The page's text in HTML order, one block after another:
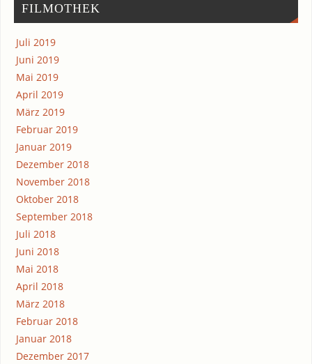
FIL­MO­THEK
Juli 2019
Juni 2019
Mai 2019
April 2019
März 2019
Februar 2019
Januar 2019
Dezember 2018
November 2018
Oktober 2018
September 2018
Juli 2018
Juni 2018
Mai 2018
April 2018
März 2018
Februar 2018
Januar 2018
Dezember 2017